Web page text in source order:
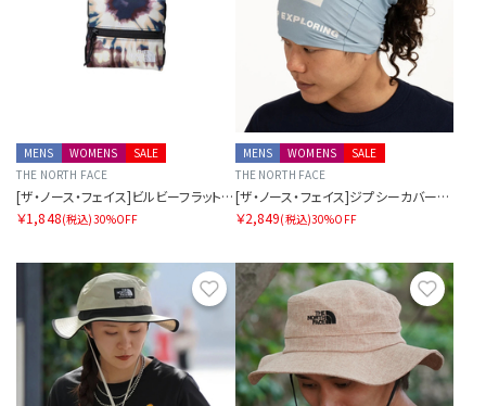
SALE
MENS
WOMENS
THE NORTH FACE
[ザ・ノース・フェイス]ビルビーフラットポーチS
￥1,848(税込)30%OFF
SALE
MENS
WOMENS
THE NORTH FACE
[ザ・ノース・フェイス]ジプシーカバーイット
￥2,849(税込)30%OFF
お気に入り お気